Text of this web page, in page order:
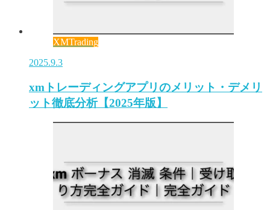
XMTrading
2025.9.3
xmトレーディングアプリのメリット・デメリ
ット徹底分析【2025年版】